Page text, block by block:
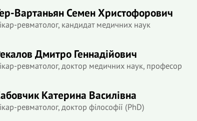
Вартаньян Семен Христофорович
ревматолог, кандидат медичних наук
Дмитро Геннадійович
ревматолог, доктор медичних наук, професор
Катерина Василівна
ревматолог, доктор філософії (PhD)